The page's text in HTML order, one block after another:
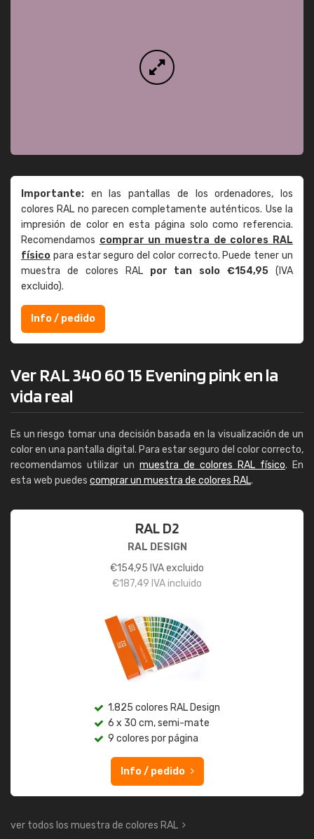
Importante: en las pantallas de los ordenadores, los
colores RAL no parecen completamente auténticos. Use la
impresión de color en esta página solo como referencia.
Recomendamos comprar un muestra de colores RAL
físico para estar seguro del color correcto. Puede tener un
muestra de colores RAL por tan solo €154,95 (IVA
excluido).
Info / pedido
Ver RAL 340 60 15 Evening pink en la
vida real
Es un riesgo tomar una decisión basada en la visualización de un
color en una pantalla digital. Para estar seguro del color correcto,
recomendamos utilizar un muestra de colores RAL físico. En
esta web puedes comprar un muestra de colores RAL.
RAL D2
RAL DESIGN
€154,95 IVA excluido
€187,49 IVA incluido
1.825 colores RAL Design
6 x 30 cm, semi-mate
9 colores por página
Info / pedido
ver todos los muestra de colores RAL